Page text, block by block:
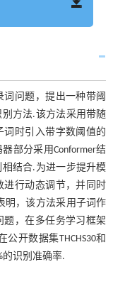
问题，提出一种带阈
别方法.该方法采用带随
时引入带字数阈值的
部分采用Conformer结
结合.为进一步提升模
进行动态调节，并同时
明，该方法采用子词作
题，在多任务学习框架
开数据集THCHS30和
的识别准确率.